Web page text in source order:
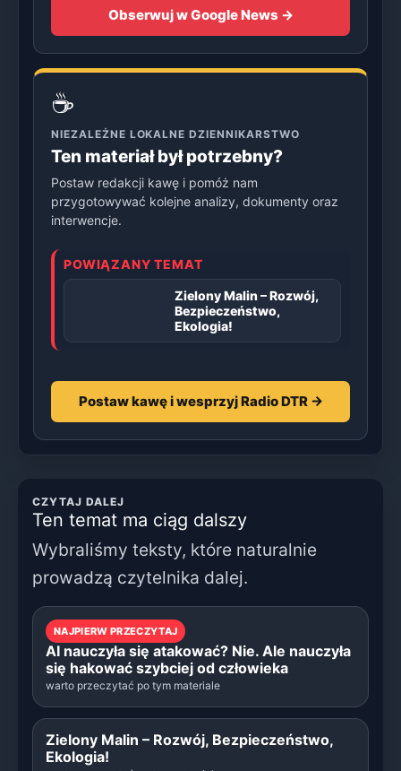
Obserwuj w Google News →
☕
NIEZALEŻNE LOKALNE DZIENNIKARSTWO
Ten materiał był potrzebny?
Postaw redakcji kawę i pomóż nam
przygotowywać kolejne analizy, dokumenty oraz
interwencje.
POWIĄZANY TEMAT
Zielony Malin – Rozwój,
Bezpieczeństwo,
Ekologia!
Postaw kawę i wesprzyj Radio DTR →
CZYTAJ DALEJ
Ten temat ma ciąg dalszy
Wybraliśmy teksty, które naturalnie
prowadzą czytelnika dalej.
NAJPIERW PRZECZYTAJ
AI nauczyła się atakować? Nie. Ale nauczyła
się hakować szybciej od człowieka
warto przeczytać po tym materiale
Zielony Malin – Rozwój, Bezpieczeństwo,
Ekologia!